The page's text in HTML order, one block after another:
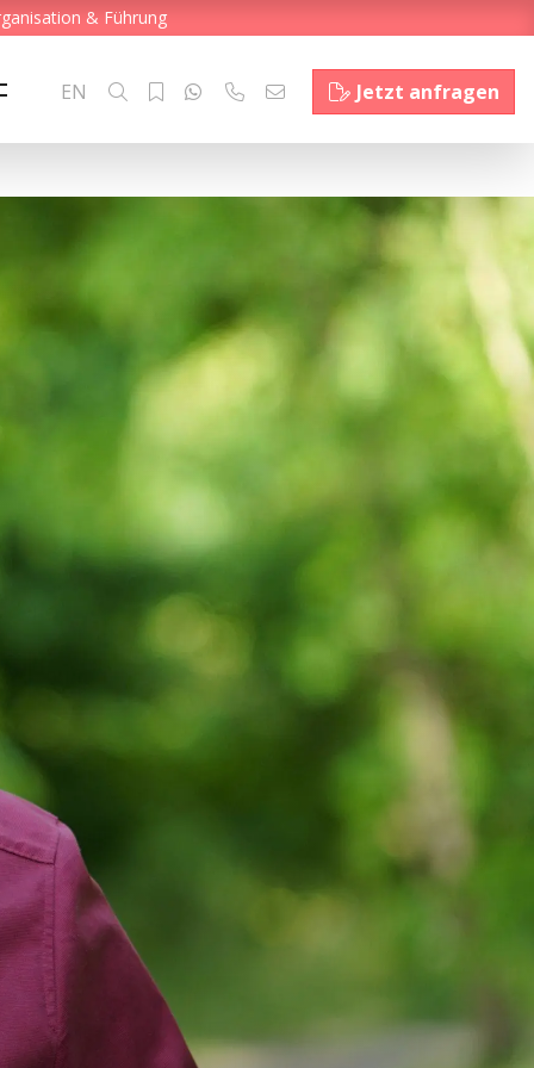
& Führung
EN Jetzt anfragen